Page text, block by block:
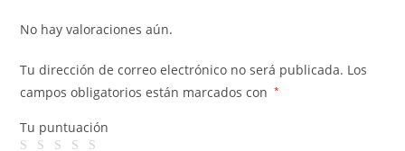
No hay valoraciones aún.
Tu dirección de correo electrónico no será publicada. Los
campos obligatorios están marcados con
*
Tu puntuación